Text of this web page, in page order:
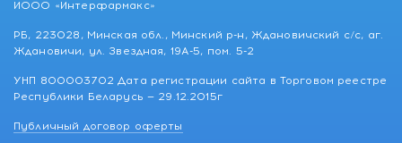
ИООО «Интерфармакс»
РБ, 223028, Минская обл., Минский р-н, Ждановичский с/с, аг.
Ждановичи, ул. Звездная, 19А-5, пом. 5-2
УНП 800003702 Дата регистрации сайта в Торговом реестре
Республики Беларусь — 29.12.2015г
Публичный договор оферты